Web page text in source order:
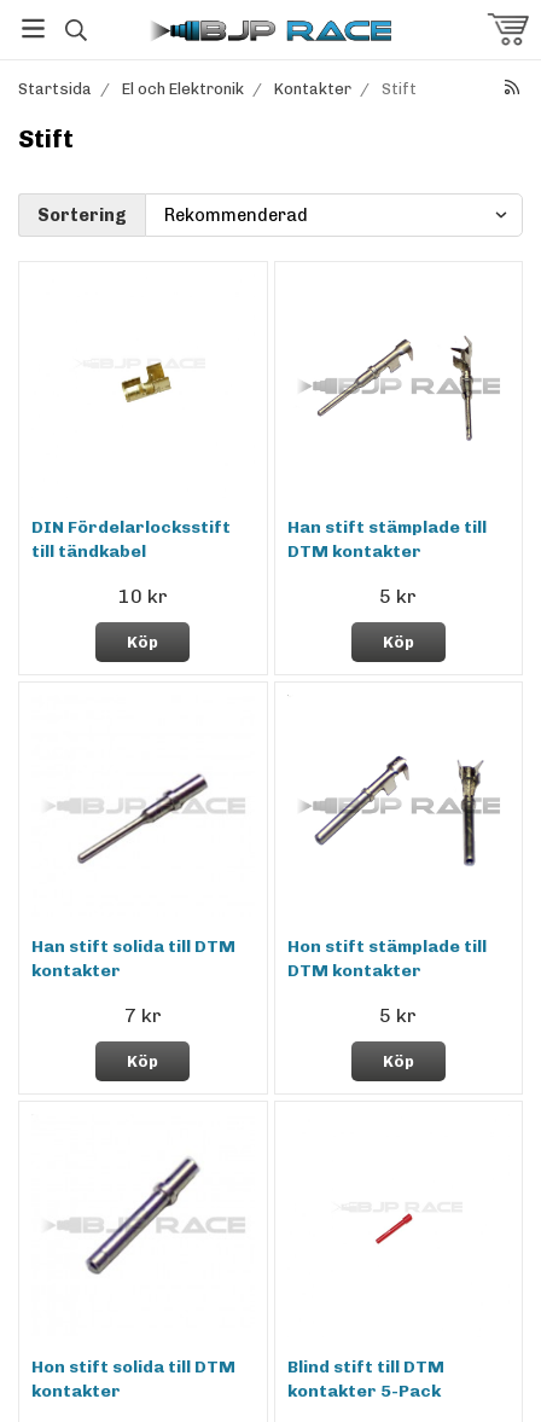
Startsida / El och Elektronik / Kontakter / Stift
Stift
Sortering
DIN Fördelarlocksstift
till tändkabel
10 kr
Köp
Han stift stämplade till
DTM kontakter
5 kr
Köp
Han stift solida till DTM
kontakter
7 kr
Köp
Hon stift stämplade till
DTM kontakter
5 kr
Köp
Hon stift solida till DTM
kontakter
Blind stift till DTM
kontakter 5-Pack